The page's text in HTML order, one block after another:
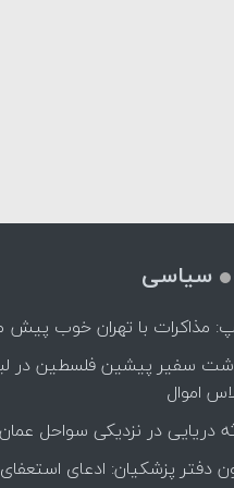
سیاسی
مذاکرات با تهران خوب پیش
سفیر پیشین فلسطین در
اموال
دریایی در نزدیکی سواحل عمان
دفتر پزشکیان: ادعای